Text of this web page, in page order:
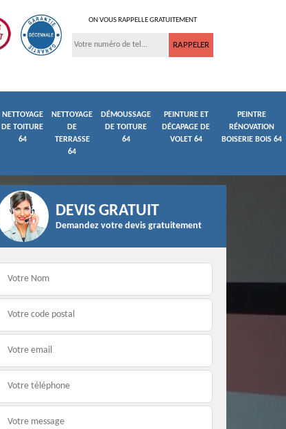
ON VOUS RAPPELLE GRATUITEMENT
NETTOYAGE
DE TOITURE
64
NETTOYAGE
DE
TERRASSE
64
DÉMOUSSAGE
DE TOITURE
64
PEINTURE ET
DÉCAPAGE DE
VOLET 64
PEINTRE
RÉNOVATION
BOISERIE BOIS 64
Peintre et peinture de
façade 64
Façadier 64
DEVIS GRATUIT
Demandez votre devis gratuitement